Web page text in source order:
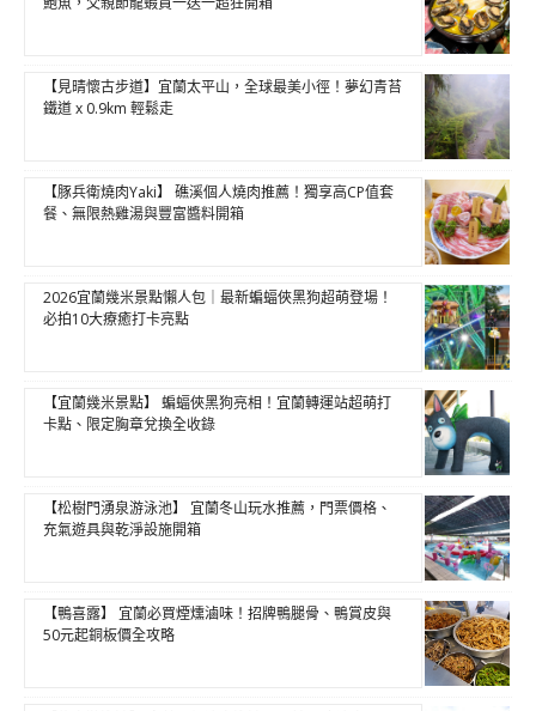
【見晴懷古步道】宜蘭太平山，全球最美小徑！夢幻青苔
鐵道 x 0.9km 輕鬆走
【豚兵衛燒肉Yaki】 礁溪個人燒肉推薦！獨享高CP值套
餐、無限熱雞湯與豐富醬料開箱
2026宜蘭幾米景點懶人包｜最新蝙蝠俠黑狗超萌登場！
必拍10大療癒打卡亮點
【宜蘭幾米景點】 蝙蝠俠黑狗亮相！宜蘭轉運站超萌打
卡點、限定胸章兌換全收錄
【松樹門湧泉游泳池】 宜蘭冬山玩水推薦，門票價格、
充氣遊具與乾淨設施開箱
【鴨喜露】 宜蘭必買煙燻滷味！招牌鴨腿骨、鴨賞皮與
50元起銅板價全攻略